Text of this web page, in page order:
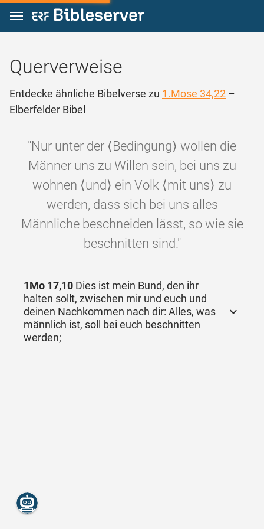
Zum Inhalt springen
Querverweise
Entdecke ähnliche Bibelverse zu 1.Mose 34,22 –
Elberfelder Bibel
"Nur unter der ⟨Bedingung⟩ wollen die
Männer uns zu Willen sein, bei uns zu
wohnen ⟨und⟩ ein Volk ⟨mit uns⟩ zu
werden, dass sich bei uns alles
Männliche beschneiden lässt, so wie sie
beschnitten sind."
1Mo 17,10 Dies ist mein Bund, den ihr
halten sollt, zwischen mir und euch und
deinen Nachkommen nach dir: Alles, was
männlich ist, soll bei euch beschnitten
werden;